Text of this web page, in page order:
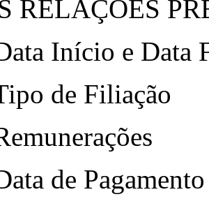
RELAÇÕES
Início e Data
de Filiação
de